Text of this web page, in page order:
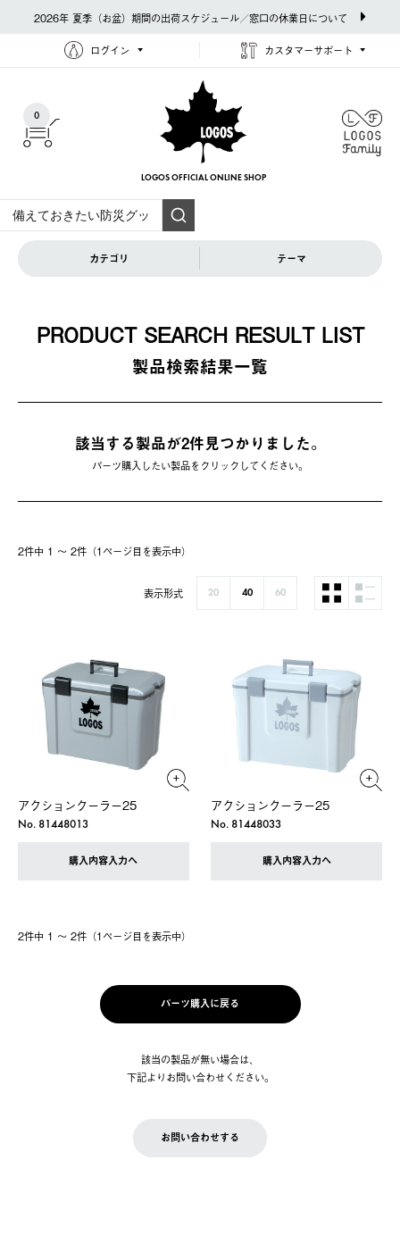
2026年 夏季（お盆）期間の出荷スケジュール／窓口の休業日について
ログイン カスタマーサポート
0
LOGOS OFFICIAL ONLINE SHOP
カテゴリ テーマ
PRODUCT SEARCH RESULT LIST
製品検索結果⼀覧
該当する製品が2件⾒つかりました。
パーツ購入したい製品をクリックしてください。
2件中 1 〜 2件（1ページ⽬を表⽰中）
表示形式 20 40 60
アクションクーラー25
No. 81448013
購入内容入力へ
アクションクーラー25
No. 81448033
購入内容入力へ
2件中 1 〜 2件（1ページ⽬を表⽰中）
パーツ購入に戻る
該当の製品が無い場合は、
下記よりお問い合わせください。
お問い合わせする